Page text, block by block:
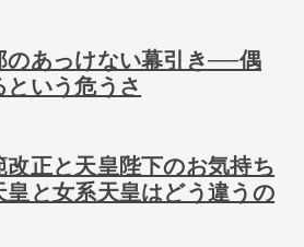
のあっけない幕引き──偶
という危うさ
改正と天皇陛下のお気持ち
皇と女系天皇はどう違うの